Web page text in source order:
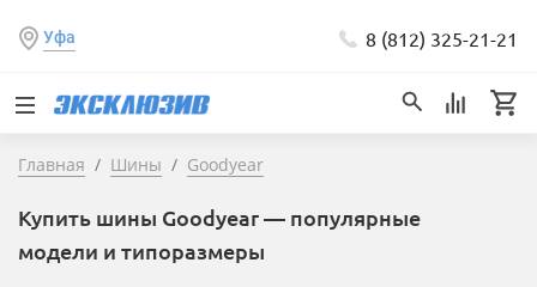
Уфа 8 (812) 325-21-21
Главная Шины Goodyear
Купить шины Goodyear — популярные
модели и типоразмеры